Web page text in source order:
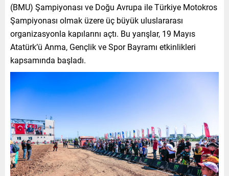
(BMU) Şampiyonası ve Doğu Avrupa ile Türkiye Motokros
Şampiyonası olmak üzere üç büyük uluslararası
organizasyonla kapılarını açtı. Bu yarışlar, 19 Mayıs
Atatürk’ü Anma, Gençlik ve Spor Bayramı etkinlikleri
kapsamında başladı.